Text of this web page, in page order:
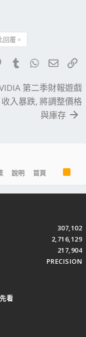
覆。
PinterestTumblrWhatsApp
電子
第二季財報遊戲
收入暴跌, 將調整價格
與庫存
說明 首頁
R
S
S
307,102
2,716,129
217,904
PRECISION
看